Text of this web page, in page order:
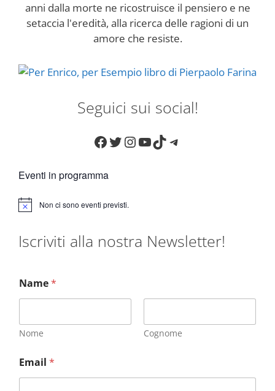
anni dalla morte ne ricostruisce il pensiero e ne
setaccia l'eredità, alla ricerca delle ragioni di un
amore che resiste.
Seguici sui social!
Facebook
Twitter
Instagram
YouTube
TikTokTelegram
Eventi in programma
N
c
Non ci sono eventi previsti.
Iscriviti alla nostra Newsletter!
Name*
Nome Cognome
Email *